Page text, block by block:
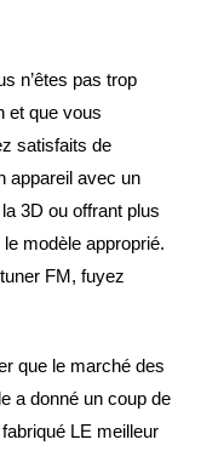
n’êtes pas trop
et que vous
satisfaits de
appareil avec un
3D ou offrant plus
modèle approprié.
FM, fuyez
que le marché des
a donné un coup de
LE meilleur